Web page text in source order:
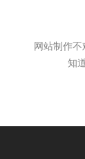
网站制作
知